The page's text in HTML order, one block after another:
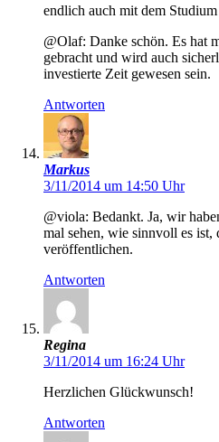
endlich auch mit dem
@Olaf: Danke schön. Es hat
gebracht und wird auch
investierte Zeit gewesen sein.
Antworten
Markus
3/11/2014 um 14:50 Uhr
@viola: Bedankt. Ja, wir
mal sehen, wie sinnvoll es ist,
veröffentlichen.
Antworten
Regina
3/11/2014 um 16:24 Uhr
Herzlichen Glückwunsch!
Antworten